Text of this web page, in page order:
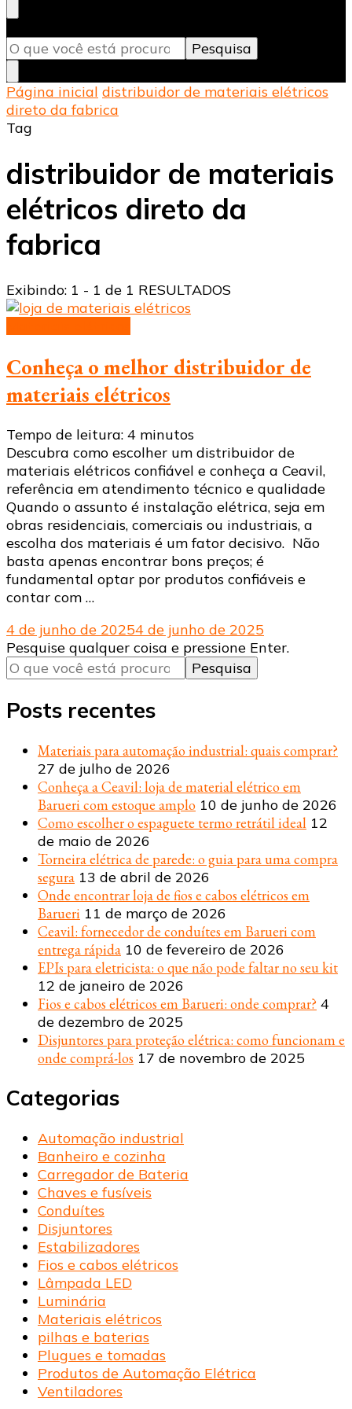
algo?
Página inicial distribuidor de materiais elétricos
direto da fabrica
Tag
distribuidor de materiais
elétricos direto da
fabrica
Exibindo: 1 - 1 de 1 RESULTADOS
Conheça o melhor distribuidor de
materiais elétricos
Tempo de leitura: 4 minutos
Descubra como escolher um distribuidor de
materiais elétricos confiável e conheça a Ceavil,
referência em atendimento técnico e qualidade
Quando o assunto é instalação elétrica, seja em
obras residenciais, comerciais ou industriais, a
escolha dos materiais é um fator decisivo. Não
basta apenas encontrar bons preços; é
fundamental optar por produtos confiáveis e
contar com …
4 de junho de 20254 de junho de 2025
Procurando
algo?
Pesquise qualquer coisa e pressione Enter.
Posts recentes
Materiais para automação industrial: quais comprar?
27 de julho de 2026
Conheça a Ceavil: loja de material elétrico em
Barueri com estoque amplo 10 de junho de 2026
Como escolher o espaguete termo retrátil ideal 12
de maio de 2026
Torneira elétrica de parede: o guia para uma compra
segura 13 de abril de 2026
Onde encontrar loja de fios e cabos elétricos em
Barueri 11 de março de 2026
Ceavil: fornecedor de conduítes em Barueri com
entrega rápida 10 de fevereiro de 2026
EPIs para eletricista: o que não pode faltar no seu kit
12 de janeiro de 2026
Fios e cabos elétricos em Barueri: onde comprar? 4
de dezembro de 2025
Disjuntores para proteção elétrica: como funcionam e
onde comprá-los 17 de novembro de 2025
Categorias
Automação industrial
Banheiro e cozinha
Carregador de Bateria
Chaves e fusíveis
Conduítes
Disjuntores
Estabilizadores
Fios e cabos elétricos
Lâmpada LED
Luminária
Materiais elétricos
pilhas e baterias
Plugues e tomadas
Produtos de Automação Elétrica
Ventiladores